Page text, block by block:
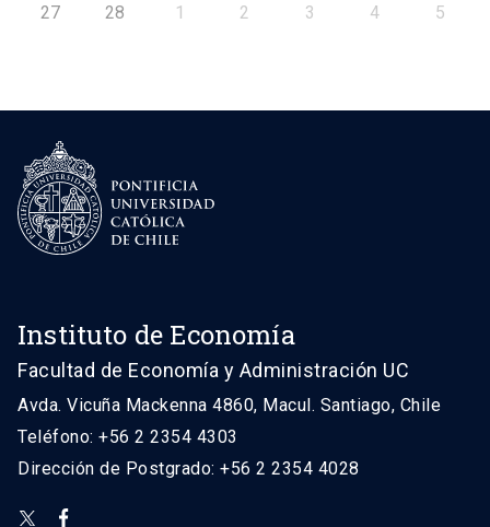
27 28 1 2 3 4 5
Instituto de Economía
Facultad de Economía y Administración UC
Avda. Vicuña Mackenna 4860, Macul. Santiago, Chile
Teléfono: +56 2 2354 4303
Dirección de Postgrado: +56 2 2354 4028